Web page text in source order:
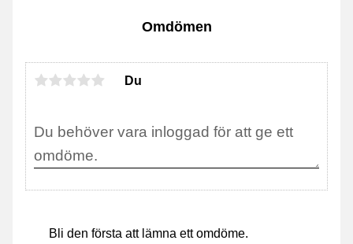
Omdömen
Du
Bli den första att lämna ett omdöme.